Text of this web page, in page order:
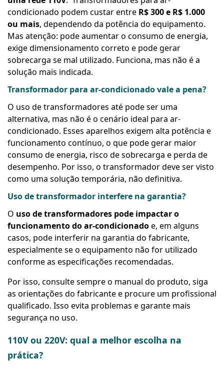
condicionado podem custar entre R$ 300 e R$ 1.000
ou mais, dependendo da potência do equipamento.
Mas atenção: pode aumentar o consumo de energia,
exige dimensionamento correto e pode gerar
sobrecarga se mal utilizado. Funciona, mas não é a
solução mais indicada.
Transformador para ar-condicionado vale a pena?
O uso de transformadores até pode ser uma
alternativa, mas não é o cenário ideal para ar-
condicionado. Esses aparelhos exigem alta potência e
funcionamento contínuo, o que pode gerar maior
consumo de energia, risco de sobrecarga e perda de
desempenho. Por isso, o transformador deve ser visto
como uma solução temporária, não definitiva.
Uso de transformador interfere na garantia?
O uso de transformadores pode impactar o
funcionamento do ar-condicionadoe, em alguns
casos, pode interferir na garantia do fabricante,
especialmente se o equipamento não for utilizado
conforme as especificações recomendadas.
Por isso, consulte sempre o manual do produto, siga
as orientações do fabricante e procure um profissional
qualificado. Isso evita problemas e garante mais
segurança no uso.
110V ou 220V: qual a melhor escolha na
prática?